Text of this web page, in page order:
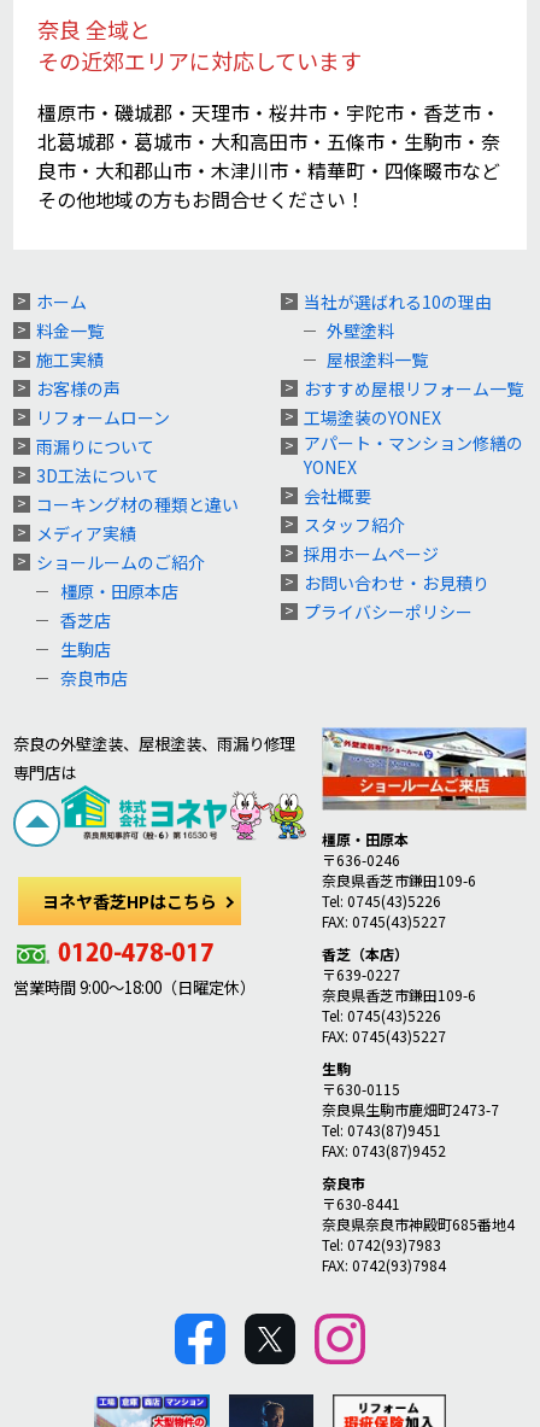
奈良 全域と
その近郊エリアに対応しています
橿原市・磯城郡・天理市・桜井市・宇陀市・香芝市・
北葛城郡・葛城市・大和高田市・五條市・生駒市・奈
良市・大和郡山市・木津川市・精華町・四條畷市など
その他地域の方もお問合せください！
ホーム
料金一覧
施工実績
お客様の声
リフォームローン
雨漏りについて
3D工法について
コーキング材の種類と違い
メディア実績
ショールームのご紹介
橿原・田原本店
香芝店
生駒店
奈良市店
当社が選ばれる10の理由
外壁塗料
屋根塗料一覧
おすすめ屋根リフォーム一覧
工場塗装のYONEX
アパート・マンション修繕の
YONEX
会社概要
スタッフ紹介
採用ホームページ
お問い合わせ・お見積り
プライバシーポリシー
奈良の外壁塗装、屋根塗装、雨漏り修理
専門店は
ヨネヤ香芝HPはこちら
営業時間 9:00～18:00（日曜定休）
橿原・田原本
〒636-0246
奈良県香芝市鎌田109-6
Tel: 0745(43)5226
FAX: 0745(43)5227
香芝（本店）
〒639-0227
奈良県香芝市鎌田109-6
Tel: 0745(43)5226
FAX: 0745(43)5227
生駒
〒630-0115
奈良県生駒市鹿畑町2473-7
Tel: 0743(87)9451
FAX: 0743(87)9452
奈良市
〒630-8441
奈良県奈良市神殿町685番地4
Tel: 0742(93)7983
FAX: 0742(93)7984